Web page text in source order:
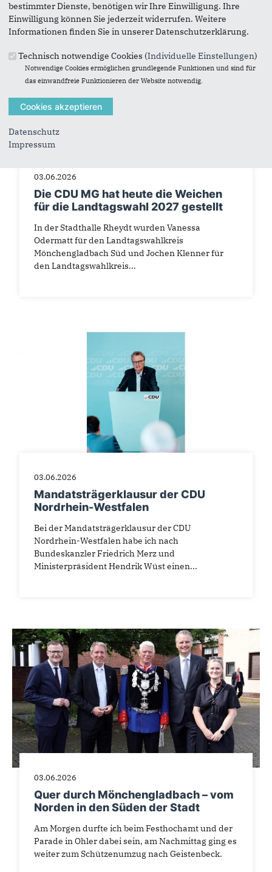
03.06.2026
Die CDU MG hat heute die Weichen
für die Landtagswahl 2027 gestellt
In der Stadthalle Rheydt wurden Vanessa
Odermatt für den Landtagswahlkreis
Mönchengladbach Süd und Jochen Klenner für
den Landtagswahlkreis...
03.06.2026
Mandatsträgerklausur der CDU
Nordrhein-Westfalen
Bei der Mandatsträgerklausur der CDU
Nordrhein-Westfalen habe ich nach
Bundeskanzler Friedrich Merz und
Ministerpräsident Hendrik Wüst einen...
03.06.2026
Quer durch Mönchengladbach – vom
Norden in den Süden der Stadt
Am Morgen durfte ich beim Festhochamt und der
Parade in Ohler dabei sein, am Nachmittag ging es
weiter zum Schützenumzug nach Geistenbeck.
bestimmter Dienste, benötigen wir Ihre Einwilligung. Ihre
Einwilligung können Sie jederzeit widerrufen. Weitere
Informationen finden Sie in unserer Datenschutzerklärung.
Technisch notwendige Cookies (Individuelle Einstellungen)
Notwendige Cookies ermöglichen grundlegende Funktionen und sind für
das einwandfreie Funktionieren der Website notwendig.
Datenschutz
Impressum